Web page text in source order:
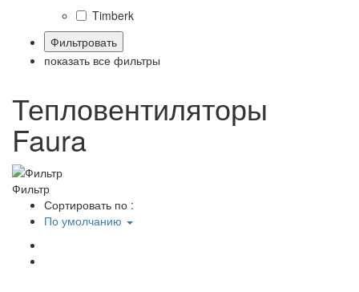
Timberk
показать все фильтры
Тепловентиляторы
Faura
Фильтр
Сортировать по :
По умолчанию